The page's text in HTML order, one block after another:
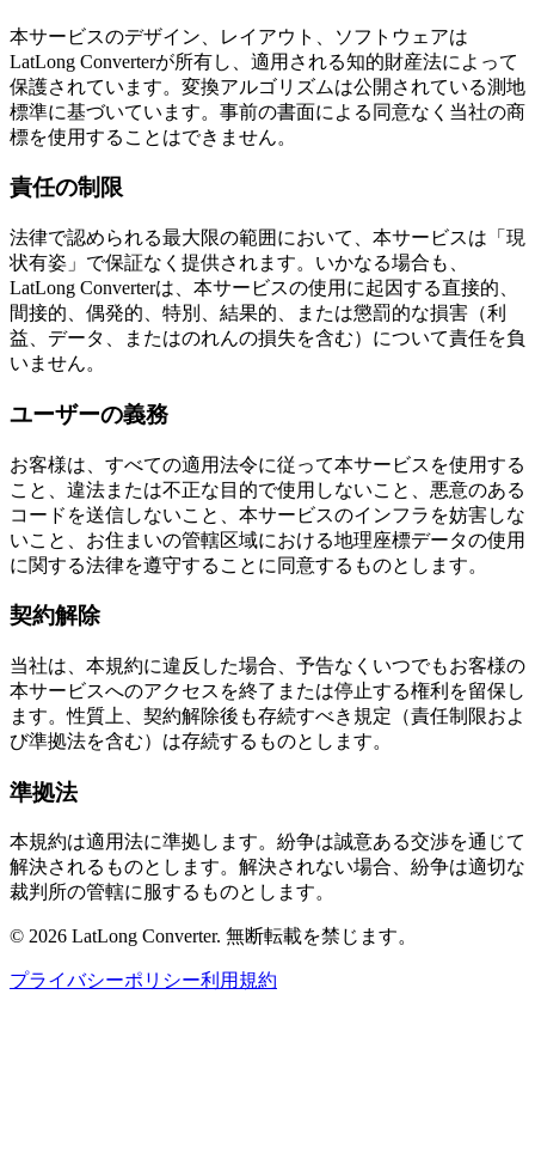
本サービスのデザイン、レイアウト、ソフトウェアは
LatLong Converterが所有し、適用される知的財産法によって
保護されています。変換アルゴリズムは公開されている測地
標準に基づいています。事前の書面による同意なく当社の商
標を使用することはできません。
責任の制限
法律で認められる最大限の範囲において、本サービスは「現
状有姿」で保証なく提供されます。いかなる場合も、
LatLong Converterは、本サービスの使用に起因する直接的、
間接的、偶発的、特別、結果的、または懲罰的な損害（利
益、データ、またはのれんの損失を含む）について責任を負
いません。
ユーザーの義務
お客様は、すべての適用法令に従って本サービスを使用する
こと、違法または不正な目的で使用しないこと、悪意のある
コードを送信しないこと、本サービスのインフラを妨害しな
いこと、お住まいの管轄区域における地理座標データの使用
に関する法律を遵守することに同意するものとします。
契約解除
当社は、本規約に違反した場合、予告なくいつでもお客様の
本サービスへのアクセスを終了または停止する権利を留保し
ます。性質上、契約解除後も存続すべき規定（責任制限およ
び準拠法を含む）は存続するものとします。
準拠法
本規約は適用法に準拠します。紛争は誠意ある交渉を通じて
解決されるものとします。解決されない場合、紛争は適切な
裁判所の管轄に服するものとします。
© 2026 LatLong Converter. 無断転載を禁じます。
プライバシーポリシー利用規約